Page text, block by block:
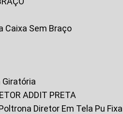
Caixa Sem Braço
Giratória
ADDIT PRETA
Poltrona Diretor Em Tela Pu Fixa